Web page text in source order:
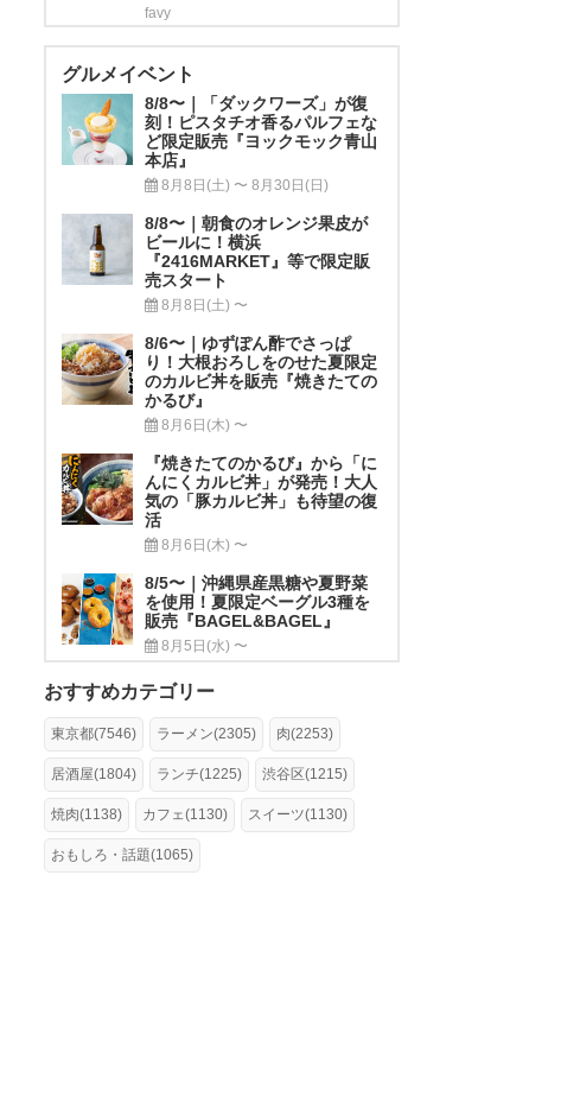
favy
グルメイベント
8/8〜｜「ダックワーズ」が復
刻！ピスタチオ香るパルフェな
ど限定販売『ヨックモック青山
本店』
8月8日(土) 〜 8月30日(日)
8/8〜｜朝食のオレンジ果皮が
ビールに！横浜
『2416MARKET』等で限定販
売スタート
8月8日(土) 〜
8/6〜｜ゆずぽん酢でさっぱ
り！大根おろしをのせた夏限定
のカルビ丼を販売『焼きたての
かるび』
8月6日(木) 〜
『焼きたてのかるび』から「に
んにくカルビ丼」が発売！大人
気の「豚カルビ丼」も待望の復
活
8月6日(木) 〜
8/5〜｜沖縄県産黒糖や夏野菜
を使用！夏限定ベーグル3種を
販売『BAGEL&BAGEL』
8月5日(水) 〜
おすすめカテゴリー
東京都(7546) ラーメン(2305) 肉(2253)
居酒屋(1804) ランチ(1225) 渋谷区(1215)
焼肉(1138) カフェ(1130) スイーツ(1130)
おもしろ・話題(1065)